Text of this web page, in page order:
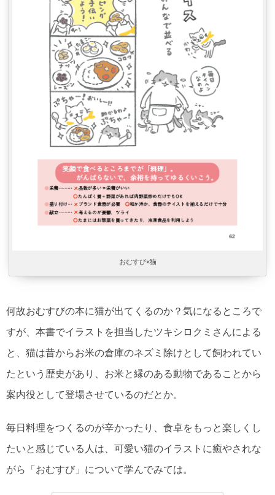
おむすび×猫
何故おむすびの本に猫が出てくるのか？気になるところで
すが、本書でイラストを担当したツキシロクミさんによる
と、猫は昔からお米の倉庫のネズミ除けとして飼われてい
たという歴史があり、お米と縁のある動物であることから
案内役として登場させているのだとか。
毎日料理をつくるのが辛かったり、食卓をもっと楽しくし
たいと感じている人は、可愛い猫のイラストに癒やされな
がら「おむすび」について学んでみては。